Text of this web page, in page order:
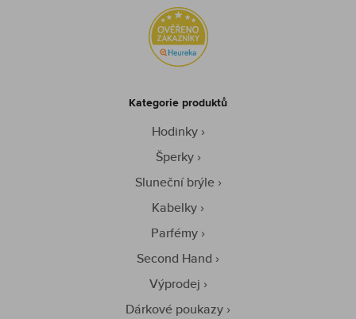
Kategorie produktů
Hodinky
Šperky
Sluneční brýle
Kabelky
Parfémy
Second Hand
Výprodej
Dárkové poukazy